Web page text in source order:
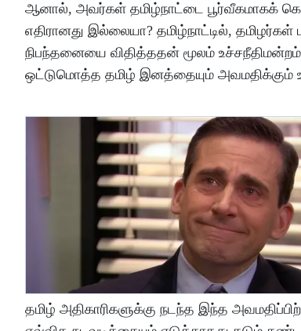
ஆனால், அவர்கள் தமிழ்நாட்டை பூர்வீகமாகக்
எதிரானது இல்லையா? தமிழ்நாட்டில்,
நிபந்தனையை விதித்ததன் மூலம் உச்சநீதிமன்றம்
ஒட்டுமொத்த தமிழ் இனத்தையும் அவமதிக்கும்
தமிழ் அதிகாரிகளுக்கு நடந்த இந்த